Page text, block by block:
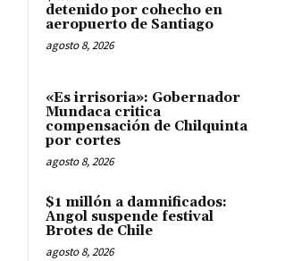
detenido por cohecho en
aeropuerto de Santiago
agosto 8, 2026
«Es irrisoria»: Gobernador
Mundaca critica
compensación de Chilquinta
por cortes
agosto 8, 2026
$1 millón a damnificados:
Angol suspende festival
Brotes de Chile
agosto 8, 2026